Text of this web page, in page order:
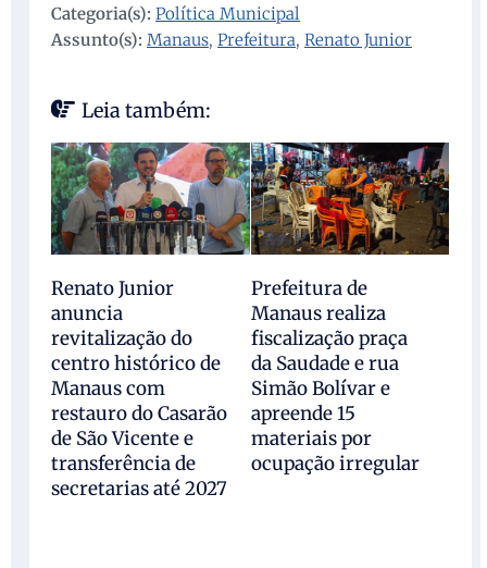
Categoria(s): Política Municipal
Assunto(s): Manaus, Prefeitura, Renato Junior
Leia também:
Renato Junior
anuncia
revitalização do
centro histórico de
Manaus com
restauro do Casarão
de São Vicente e
transferência de
secretarias até 2027
Prefeitura de
Manaus realiza
fiscalização praça
da Saudade e rua
Simão Bolívar e
apreende 15
materiais por
ocupação irregular